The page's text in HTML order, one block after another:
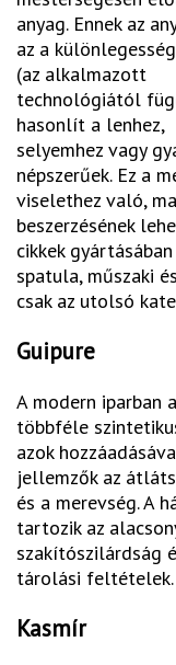
anyag. Ennek az
az a
(az alkalmazott
technológiától
hasonlít a lenhez,
selyemhez vagy
népszerűek. Ez a
viselethez való,
beszerzésének
cikkek
spatula, műszaki
csak az utolsó
Guipure
A modern iparban
többféle
azok
jellemzők az
és a merevség. A
tartozik az
szakítószilárdság
tárolási feltételek.
Kasmír